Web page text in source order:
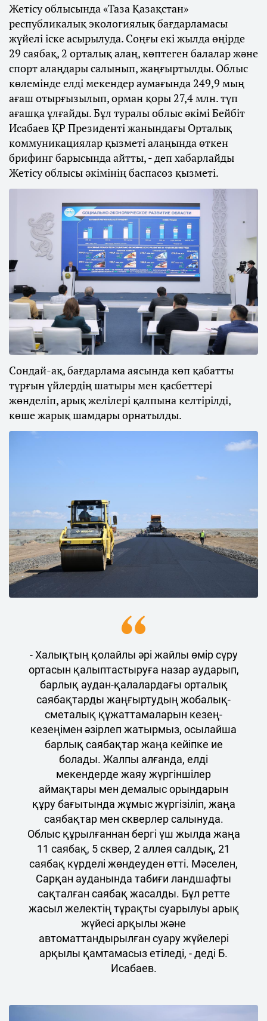
Жетісу облысында «Таза Қазақстан»
республикалық экологиялық бағдарламасы
жүйелі іске асырылуда. Соңғы екі жылда өңірде
29 саябақ, 2 орталық алаң, көптеген балалар және
спорт алаңдары салынып, жаңғыртылды. Облыс
көлемінде елді мекендер аумағында 249,9 мың
ағаш отырғызылып, орман қоры 27,4 млн. түп
ағашқа ұлғайды. Бұл туралы облыс әкімі Бейбіт
Исабаев ҚР Президенті жанындағы Орталық
коммуникациялар қызметі алаңында өткен
брифинг барысында айтты, - деп хабарлайды
Жетісу облысы әкімінің баспасөз қызметі.
Сондай-ақ, бағдарлама аясында көп қабатты
тұрғын үйлердің шатыры мен қасбеттері
жөнделіп, арық желілері қалпына келтірілді,
көше жарық шамдары орнатылды.
- Халықтың қолайлы әрі жайлы өмір сүру
ортасын қалыптастыруға назар аударып,
барлық аудан-қалалардағы орталық
саябақтарды жаңғыртудың жобалық-
сметалық құжаттамаларын кезең-
кезеңімен әзірлеп жатырмыз, осылайша
барлық саябақтар жаңа кейіпке ие
болады. Жалпы алғанда, елді
мекендерде жаяу жүргіншілер
аймақтары мен демалыс орындарын
құру бағытында жұмыс жүргізіліп, жаңа
саябақтар мен скверлер салынуда.
Облыс құрылғаннан бергі үш жылда жаңа
11 саябақ, 5 сквер, 2 аллея салдық, 21
саябақ күрделі жөндеуден өтті. Мәселен,
Сарқан ауданында табиғи ландшафты
сақталған саябақ жасалды. Бұл ретте
жасыл желектің тұрақты суарылуы арық
жүйесі арқылы және
автоматтандырылған суару жүйелері
арқылы қамтамасыз етіледі, - деді Б.
Исабаев.